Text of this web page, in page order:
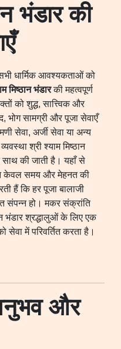
भंडार की
धार्मिक आवश्यकताओं को
मिष्ठान भंडारकी महत्वपूर्ण
को शुद्ध, सात्त्विक और
भोग सामग्री और पूजा सेवाएँ
सेवा, अर्जी सेवा या अन्य
श्री श्याम मिष्ठान
के साथ की जाती है। यहाँ से
न केवल समय और मेहनत की
हैं कि हर पूजा बालाजी
संपन्न हो। मकर संक्रांति
भंडार श्रद्धालुओं के लिए एक
में परिवर्तित करता है।
और